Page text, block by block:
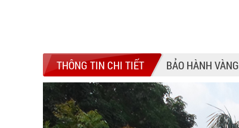
THÔNG TIN CHI TIẾT BẢO HÀNH VÀNG